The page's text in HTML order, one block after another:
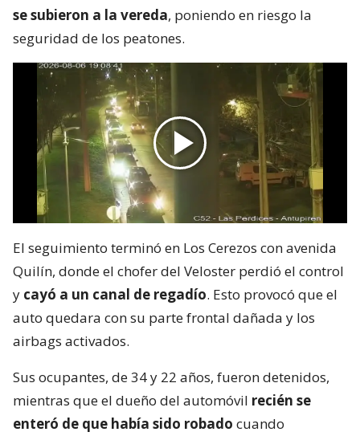
se subieron a la vereda, poniendo en riesgo la
seguridad de los peatones.
El seguimiento terminó en Los Cerezos con avenida
Quilín, donde el chofer del Veloster perdió el control
y cayó a un canal de regadío. Esto provocó que el
auto quedara con su parte frontal dañada y los
airbags activados.
Sus ocupantes, de 34 y 22 años, fueron detenidos,
mientras que el dueño del automóvil recién se
enteró de que había sido robado cuando